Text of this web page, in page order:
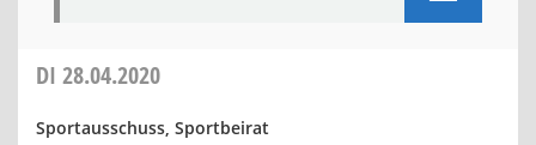
DI 28.04.2020
Sportausschuss, Sportbeirat